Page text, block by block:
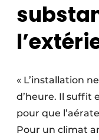
« L’installation
d’heure. Il suffit
pour que
Pour un climat